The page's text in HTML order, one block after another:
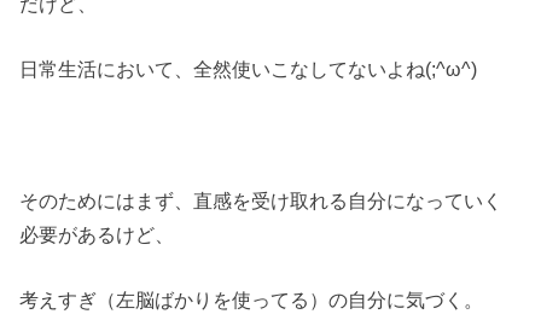
日常生活において、全然使いこなしてないよね(;^ω^)
そのためにはまず、直感を受け取れる自分になっていく
必要があるけど、
考えすぎ（左脳ばかりを使ってる）の自分に気づく。